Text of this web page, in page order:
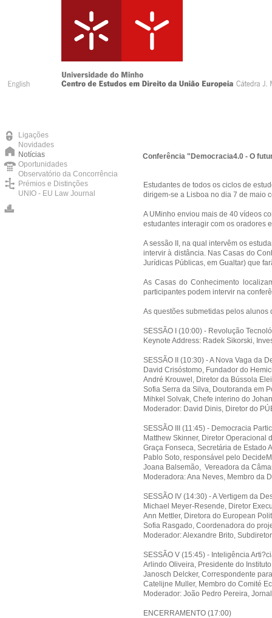
Ligações
Novidades
Notícias
Oportunidades
Observatório da Concorrência
Prémios e Distinções
UNIO - EU Law Journal
Conferência "Democracia4.0 - O
Estudantes de todos os ciclos de
dirigem-se a Lisboa no dia 7 de maio
A UMinho enviou mais de 40 vídeos
estudantes interagir com os
A sessão II, na qual intervêm os
intervir à distância. Nas Casas do
Jurídicas Públicas, em Gualtar) que
As Casas do Conhecimento
participantes podem intervir na
As questões submetidas pelos
SESSÃO I (10:00) - Revolução
Keynote Address: Radek Sikorski,
SESSÃO II (10:30) - A Nova Vaga da
David Crisóstomo, Fundador do
André Krouwel, Diretor da Bússola
Sofia Serra da Silva, Doutoranda em
Mihkel Solvak, Chefe interino do
Moderador: David Dinis, Diretor do
SESSÃO III (11:45) - Democracia
Matthew Skinner, Diretor Operacional
Graça Fonseca, Secretária de Estado
Pablo Soto, responsável pelo
Joana Balsemão, Vereadora da
Moderadora: Ana Neves, Membro da
SESSÃO IV (14:30) - A Vertigem da
Michael Meyer-Resende, Diretor
Ann Mettler, Diretora do European
Sofia Rasgado, Coordenadora do
Moderador: Alexandre Brito,
SESSÃO V (15:45) - Inteligência
Arlindo Oliveira, Presidente do
Janosch Delcker, Correspondente
Catelijne Muller, Membro do Comité
Moderador: João Pedro Pereira,
ENCERRAMENTO (17:00)